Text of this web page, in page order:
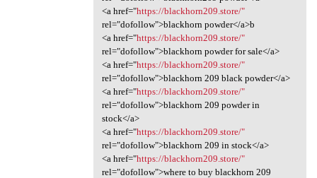
<a href="https://blackhorn209.store/"
rel="dofollow">blackhorn powder</a>b
<a href="https://blackhorn209.store/"
rel="dofollow">blackhorn powder for sale</a>
<a href="https://blackhorn209.store/"
rel="dofollow">blackhorn 209 black powder</a>
<a href="https://blackhorn209.store/"
rel="dofollow">blackhorn 209 powder in
stock</a>
<a href="https://blackhorn209.store/"
rel="dofollow">blackhorn 209 in stock</a>
<a href="https://blackhorn209.store/"
rel="dofollow">where to buy blackhorn 209